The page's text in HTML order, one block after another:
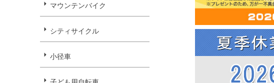
マウンテンバイク
シティサイクル
小径車